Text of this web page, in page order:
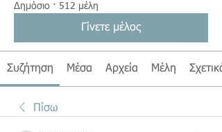
Δημόσιο · 512 μέλη
Γίνετε μέλος
Συζήτηση Μέσα Αρχεία Μέλη
Πίσω